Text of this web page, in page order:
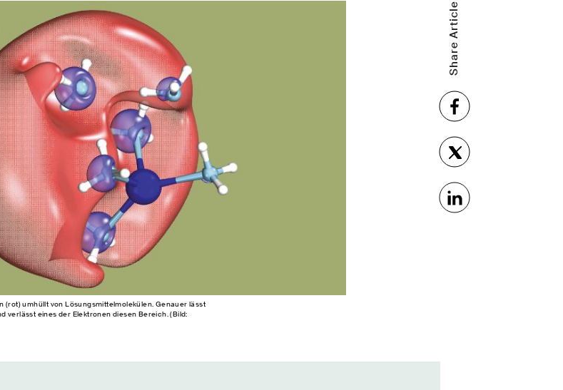
(rot) umhüllt von Lösungsmittelmolekülen. Genauer lässt
verlässt eines der Elektronen diesen Bereich. (Bild:
Share Article